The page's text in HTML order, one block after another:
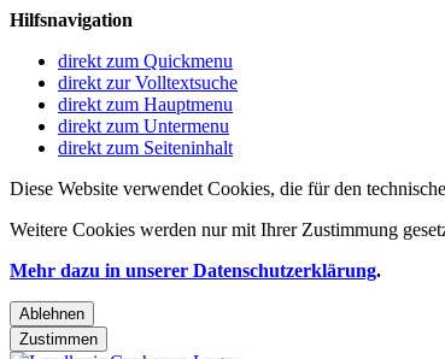
Hilfsnavigation
direkt zum Quickmenu
direkt zur Volltextsuche
direkt zum Hauptmenu
direkt zum Untermenu
direkt zum Seiteninhalt
Diese Website verwendet Cookies, die für den
Weitere Cookies werden nur mit Ihrer Zustimmung
Mehr dazu in unserer Datenschutzerklärung.
Ablehnen
Zustimmen